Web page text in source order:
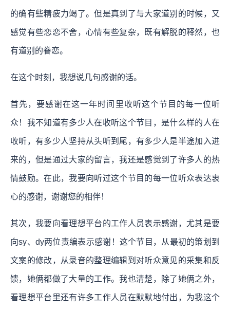
的确有些精疲力竭了。但是真到了与大家道别的时候，又
感觉有些恋恋不舍，心情有些复杂，既有解脱的释然，也
有道别的眷恋。
在这个时刻，我想说几句感谢的话。
首先，要感谢在这一年时间里收听这个节目的每一位听
众！我不知道有多少人在收听这个节目，是什么样的人在
收听，有多少人坚持从头听到尾，有多少人是半途加入进
来的，但是通过大家的留言，我还是感觉到了许多人的热
情鼓励。在此，我要向听过这个节目的每一位听众表达衷
心的感谢，谢谢您的相伴！
其次，我要向看理想平台的工作人员表示感谢，尤其是要
向sy、dy两位责编表示感谢！这个节目，从最初的策划到
文案的修改，从录音的整理编辑到对听众意见的采集和反
馈，她俩都做了大量的工作。我也清楚，除了她俩之外，
看理想平台里还有许多工作人员在默默地付出，为我这个